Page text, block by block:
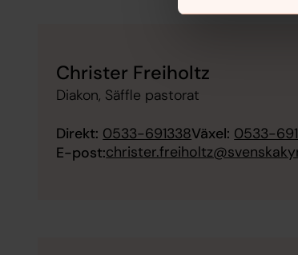
Christer Freiholtz
Diakon, Säffle pastorat
Direkt: 0533-691338Växel: 0533-
E-post: